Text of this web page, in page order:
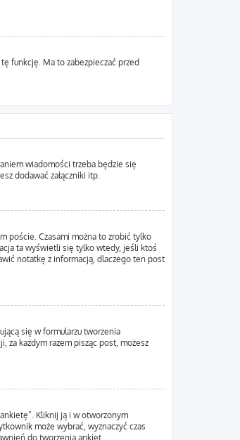
funkcję. Ma to zabezpieczać przed
wiadomości trzeba będzie się
dodawać załączniki itp.
poście. Czasami można to zrobić tylko
ta wyświetli się tylko wtedy, jeśli ktoś
notatkę z informacją, dlaczego ten post
się w formularzu tworzenia
każdym razem pisząc post, możesz
Kliknij ją i w otworzonym
może wybrać, wyznaczyć czas
do tworzenia ankiet.